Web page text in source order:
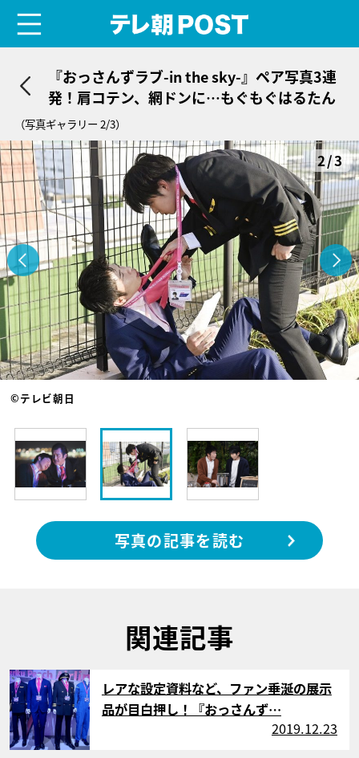
『おっさんずラブ-in the sky-』ペア写真3連
発！肩コテン、網ドンに…もぐもぐはるたん
（写真ギャラリー 2/3）
2/3
©テレビ朝日
写真の記事を読む
関連記事
サムネイル
レアな設定資料など、ファン垂涎の展示
品が目白押し！『おっさんず…
2019.12.23